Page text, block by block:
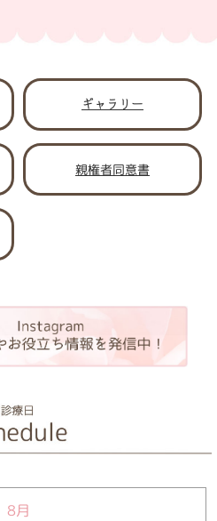
ギャラリー
親権者同意書
8月